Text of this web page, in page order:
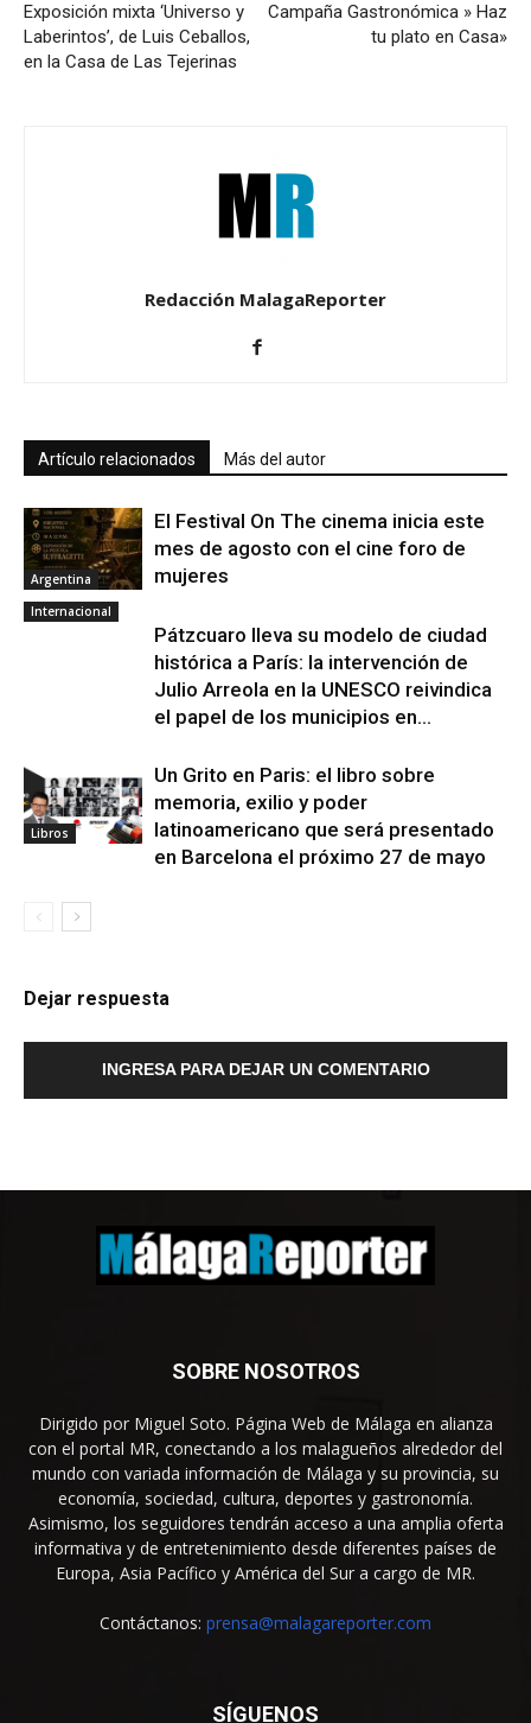
Exposición mixta ‘Universo y
Laberintos’, de Luis Ceballos,
en la Casa de Las Tejerinas
Campaña Gastronómica » Haz
tu plato en Casa»
Redacción MalagaReporter
Artículo relacionados Más del autor
Argentina
El Festival On The cinema inicia este
mes de agosto con el cine foro de
mujeres
Internacional
Pátzcuaro lleva su modelo de ciudad
histórica a París: la intervención de
Julio Arreola en la UNESCO reivindica
el papel de los municipios en...
Libros
Un Grito en Paris: el libro sobre
memoria, exilio y poder
latinoamericano que será presentado
en Barcelona el próximo 27 de mayo
Dejar respuesta
INGRESA PARA DEJAR UN COMENTARIO
SOBRE NOSOTROS
Dirigido por Miguel Soto. Página Web de Málaga en alianza
con el portal MR, conectando a los malagueños alrededor del
mundo con variada información de Málaga y su provincia, su
economía, sociedad, cultura, deportes y gastronomía.
Asimismo, los seguidores tendrán acceso a una amplia oferta
informativa y de entretenimiento desde diferentes países de
Europa, Asia Pacífico y América del Sur a cargo de MR.
Contáctanos: prensa@malagareporter.com
SÍGUENOS